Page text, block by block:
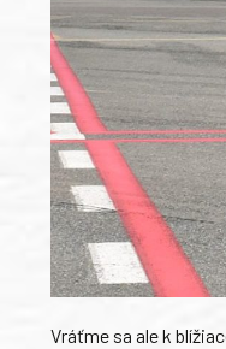
Vráťme sa ale k